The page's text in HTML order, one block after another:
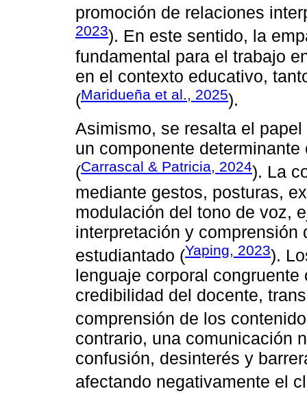
promoción de relaciones
2023). En este sentido, la
fundamental para el trabajo
en el contexto educativo,
(Maridueña et al., 2025).
Asimismo, se resalta el
un componente
(Carrascal & Patricia, 2024). La
mediante gestos, posturas,
modulación del tono de voz,
interpretación y comprensión
estudiantado (Yaping, 2023).
lenguaje corporal
credibilidad del docente,
comprensión de los
contrario, una comunicación
confusión, desinterés y
afectando negativamente el